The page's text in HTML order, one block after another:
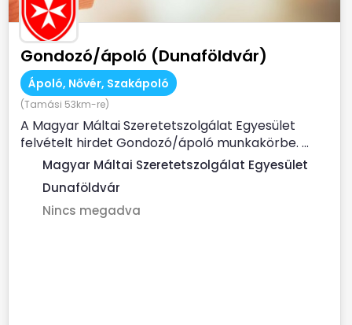
Gondozó/ápoló (Dunaföldvár)
Ápoló, Nővér, Szakápoló
(Tamási 53km-re)
A Magyar Máltai Szeretetszolgálat Egyesület
felvételt hirdet Gondozó/ápoló munkakörbe. ...
Magyar Máltai Szeretetszolgálat Egyesület
Dunaföldvár
Nincs megadva